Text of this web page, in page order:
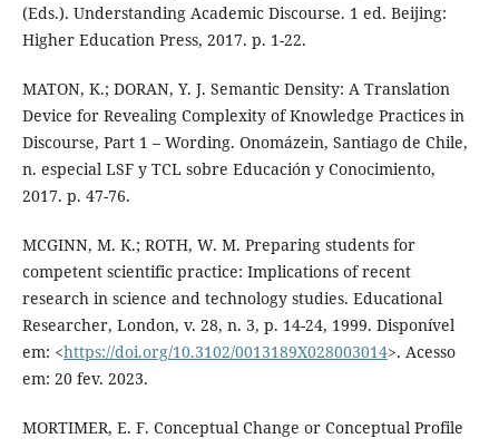
(Eds.). Understanding Academic Discourse. 1 ed. Beijing:
Higher Education Press, 2017. p. 1-22.
MATON, K.; DORAN, Y. J. Semantic Density: A Translation
Device for Revealing Complexity of Knowledge Practices in
Discourse, Part 1 – Wording. Onomázein, Santiago de Chile,
n. especial LSF y TCL sobre Educación y Conocimiento,
2017. p. 47-76.
MCGINN, M. K.; ROTH, W. M. Preparing students for
competent scientific practice: Implications of recent
research in science and technology studies. Educational
Researcher, London, v. 28, n. 3, p. 14-24, 1999. Disponível
em: <https://doi.org/10.3102/0013189X028003014>. Acesso
em: 20 fev. 2023.
MORTIMER, E. F. Conceptual Change or Conceptual Profile